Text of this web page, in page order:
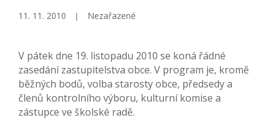
11. 11. 2010 Nezařazené
V pátek dne 19. listopadu 2010 se koná řádné
zasedání zastupitelstva obce. V program je, kromě
běžných bodů, volba starosty obce, předsedy a
členů kontrolního výboru, kulturní komise a
zástupce ve školské radě.